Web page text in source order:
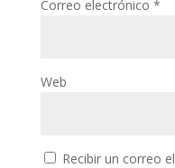
Correo electrónico *
Web
Recibir un correo